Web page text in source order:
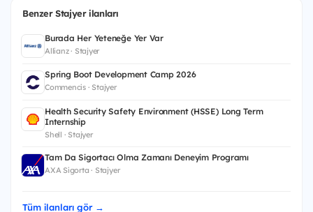
Benzer Stajyer ilanları
Burada Her Yeteneğe Yer Var
Allianz · Stajyer
Spring Boot Development Camp 2026
Commencis · Stajyer
Health Security Safety Environment (HSSE) Long Term
Internship
Shell · Stajyer
Tam Da Sigortacı Olma Zamanı Deneyim Programı
AXA Sigorta · Stajyer
Tüm ilanları gör →